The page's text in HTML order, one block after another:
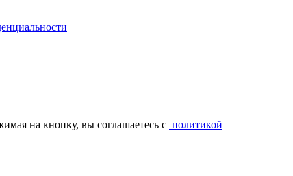
на кнопку, вы соглашаетесь с политикой